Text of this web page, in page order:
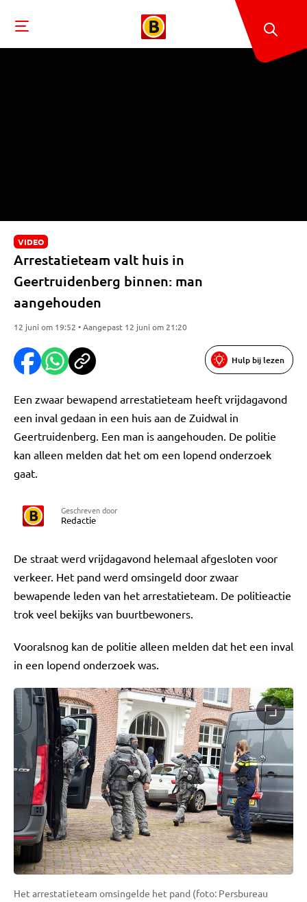
VIDEO
Arrestatieteam valt huis in
Geertruidenberg binnen: man
aangehouden
12 juni om 19:52 • Aangepast 12 juni om 21:20
Hulp bij lezen
Een zwaar bewapend arrestatieteam heeft vrijdagavond
een inval gedaan in een huis aan de Zuidwal in
Geertruidenberg. Een man is aangehouden. De politie
kan alleen melden dat het om een lopend onderzoek
gaat.
Geschreven door
Redactie
De straat werd vrijdagavond helemaal afgesloten voor
verkeer. Het pand werd omsingeld door zwaar
bewapende leden van het arrestatieteam. De politieactie
trok veel bekijks van buurtbewoners.
Vooralsnog kan de politie alleen melden dat het een inval
in een lopend onderzoek was.
Het arrestatieteam omsingelde het pand (foto: Persbureau